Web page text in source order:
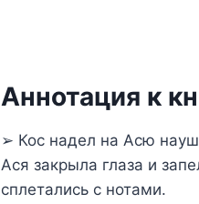
Аннотация к
➢ Кос надел на Асю
Ася закрыла глаза и
сплетались с нотами.